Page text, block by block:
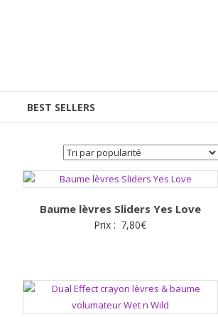
BEST SELLERS
Baume lèvres Sliders Yes Love
Prix : 7,80€